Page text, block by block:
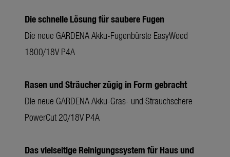
Die schnelle Lösung für saubere Fugen
Die neue GARDENA Akku-Fugenbürste EasyWeed
1800/18V P4A
Rasen und Sträucher zügig in Form gebracht
Die neue GARDENA Akku-Gras- und Strauchschere
PowerCut 20/18V P4A
Das vielseitige Reinigungssystem für Haus und